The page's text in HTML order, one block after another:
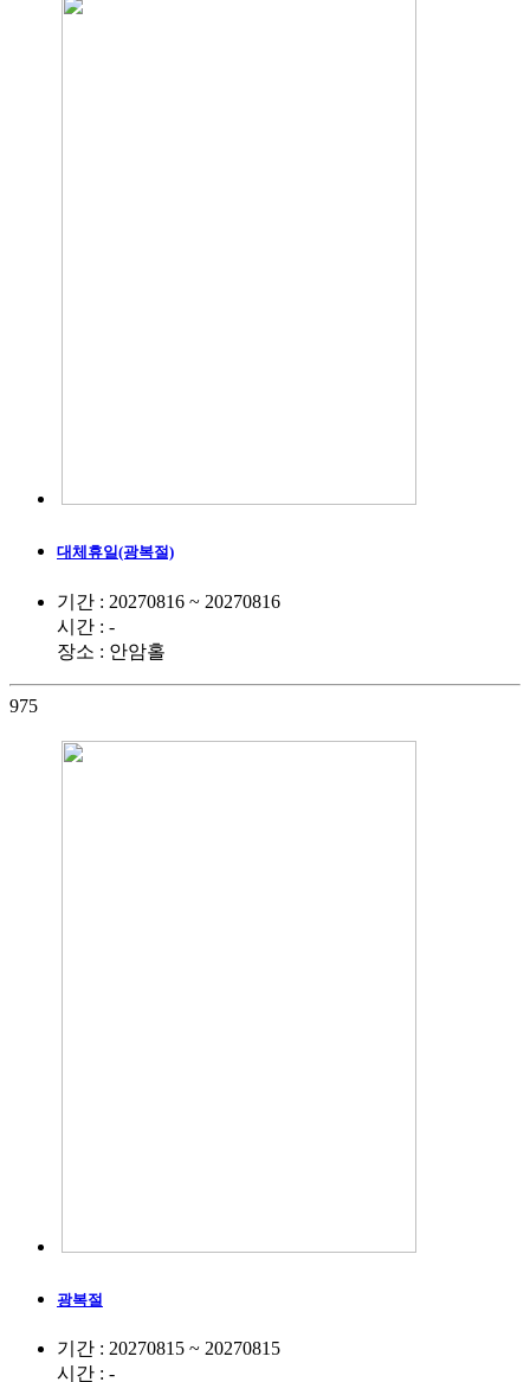
대체휴일(광복절)
기간 : 20270816 ~ 20270816
시간 : -
장소 : 안암홀
975
광복절
기간 : 20270815 ~ 20270815
시간 : -